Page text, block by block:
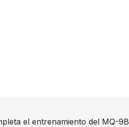
el entrenamiento del MQ-9B